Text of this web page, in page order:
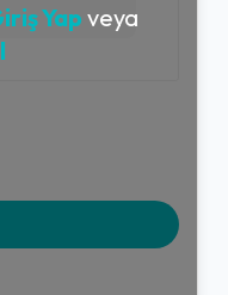
Yapveya